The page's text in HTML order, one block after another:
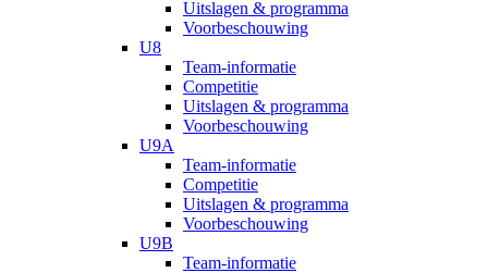
Uitslagen & programma
Voorbeschouwing
U8
Team-informatie
Competitie
Uitslagen & programma
Voorbeschouwing
U9A
Team-informatie
Competitie
Uitslagen & programma
Voorbeschouwing
U9B
Team-informatie